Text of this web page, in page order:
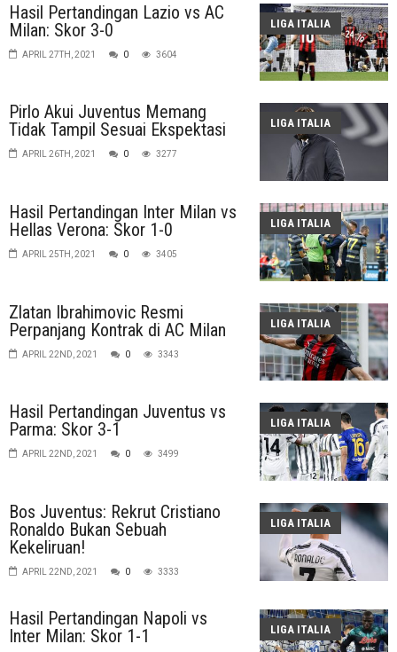
LIGA ITALIA
Hasil Pertandingan Lazio vs AC
Milan: Skor 3-0
APRIL 27TH, 2021 0 3604
LIGA ITALIA
Pirlo Akui Juventus Memang
Tidak Tampil Sesuai Ekspektasi
APRIL 26TH, 2021 0 3277
LIGA ITALIA
Hasil Pertandingan Inter Milan vs
Hellas Verona: Skor 1-0
APRIL 25TH, 2021 0 3405
LIGA ITALIA
Zlatan Ibrahimovic Resmi
Perpanjang Kontrak di AC Milan
APRIL 22ND, 2021 0 3343
LIGA ITALIA
Hasil Pertandingan Juventus vs
Parma: Skor 3-1
APRIL 22ND, 2021 0 3499
LIGA ITALIA
Bos Juventus: Rekrut Cristiano
Ronaldo Bukan Sebuah
Kekeliruan!
APRIL 22ND, 2021 0 3333
LIGA ITALIA
Hasil Pertandingan Napoli vs
Inter Milan: Skor 1-1